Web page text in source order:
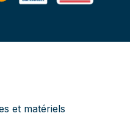
et matériels